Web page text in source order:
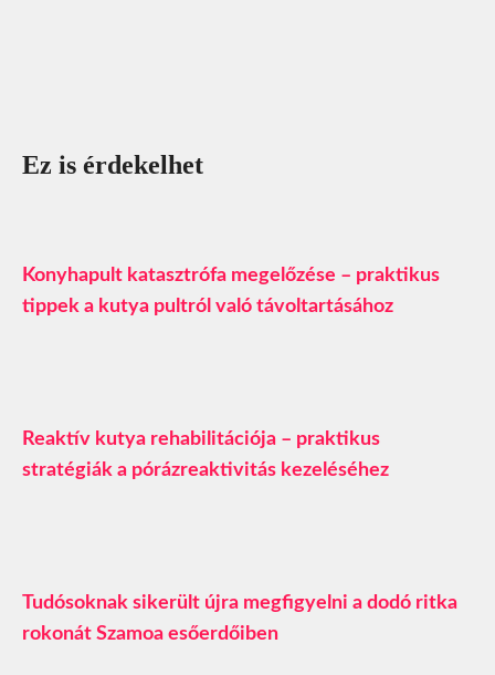
Ez is érdekelhet
Konyhapult katasztrófa megelőzése – praktikus
tippek a kutya pultról való távoltartásához
Reaktív kutya rehabilitációja – praktikus
stratégiák a pórázreaktivitás kezeléséhez
Tudósoknak sikerült újra megfigyelni a dodó ritka
rokonát Szamoa esőerdőiben